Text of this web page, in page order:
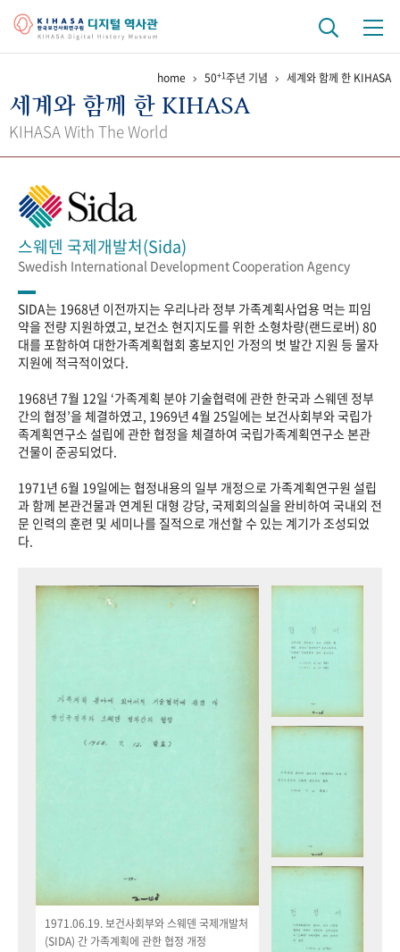
걸어온 길 기관 변천사 역대 기관장
정책과 연구 키워드로 보는 연구 역사
간행물 변천사
기록물 아카이브
사진 아카이브 문서 기록물 행정박물 영상 기록물
성과 50선 숫자로 보는 50년 50+1주년 광장
세계와 함께 한 KIHASA
VR 역사관
home 50+1주년 기념 세계와 함께 한 KIHASA
세계와 함께 한 KIHASA
KIHASA With The World
스웨덴 국제개발처(Sida)
Swedish International Development Cooperation Agency
SIDA는 1968년 이전까지는 우리나라 정부 가족계획사업용 먹는 피임
약을 전량 지원하였고, 보건소 현지지도를 위한 소형차량(랜드로버) 80
대를 포함하여 대한가족계획협회 홍보지인 가정의 벗 발간 지원 등 물자
지원에 적극적이었다.
1968년 7월 12일 ‘가족계획 분야 기술협력에 관한 한국과 스웨덴 정부
간의 협정’을 체결하였고, 1969년 4월 25일에는 보건사회부와 국립가
족계획연구소 설립에 관한 협정을 체결하여 국립가족계획연구소 본관
건물이 준공되었다.
1971년 6월 19일에는 협정내용의 일부 개정으로 가족계획연구원 설립
과 함께 본관건물과 연계된 대형 강당, 국제회의실을 완비하여 국내외 전
문 인력의 훈련 및 세미나를 질적으로 개선할 수 있는 계기가 조성되었
다.
1971.06.19. 보건사회부와 스웨덴 국제개발처
(SIDA) 간 가족계획에 관한 협정 개정